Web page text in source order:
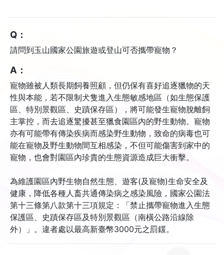
Q：
請問到玉山國家公園旅遊或登山可否攜帶寵物？
A：
寵物雖被人類長期飼養照顧，但仍保有喜好追逐獵物的天
性與本能，若不限制犬隻進入生態敏感地區（如生態保護
區、特別景觀區、史蹟保存區），將可能發生寵物脫離飼
主掌控，而去追逐驚擾甚至獵食園區內的野生動物。寵物
亦有可能帶有傳染疾病而感染野生動物，致命的病毒也可
能在寵物及野生動物間互相感染，不但可能傷害到家中的
寵物，也會對園區內珍貴的生態資源造成巨大衝擊。
為維護園區內野生物自然生態、遊客(及寵物)生命安全及
健康，降低各種人畜共通傳染病之感染風險，國家公園法
第十三條第八款第十三項規定：「禁止攜帶寵物進入生態
保護區、史蹟保存區及特別景觀區（南橫公路沿線除
外）」。違者處以最高新臺幣3000元之罰鍰。